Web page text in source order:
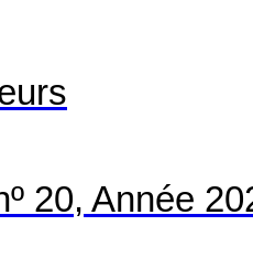
20, Année